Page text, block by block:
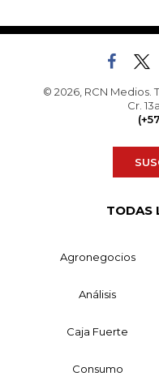
© 2026, RCN Medios.
Cr.
TODAS
Agronegocios
Análisis
Caja Fuerte
Consumo